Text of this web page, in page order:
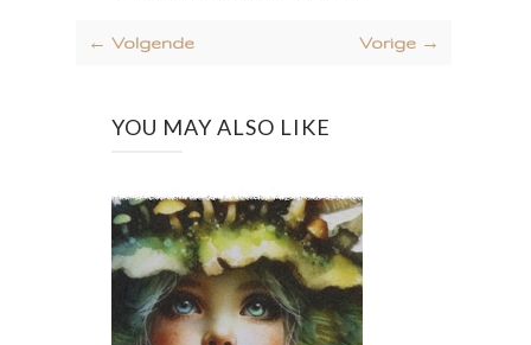
← Volgende Vorige →
YOU MAY ALSO LIKE